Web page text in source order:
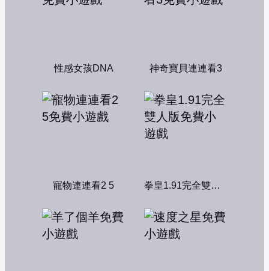
性感女孩DNA 神奇寶貝連連看3
寵物連連看2 5 拳皇1.91完全雙人版